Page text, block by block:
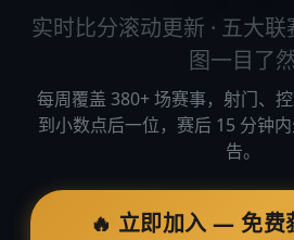
实时比分滚动更新 · 五大联
图一目了
每周覆盖 380+ 场赛事，射门、
到小数点后一位，赛后 15 分钟
告。
🔥 立即加入 — 免费